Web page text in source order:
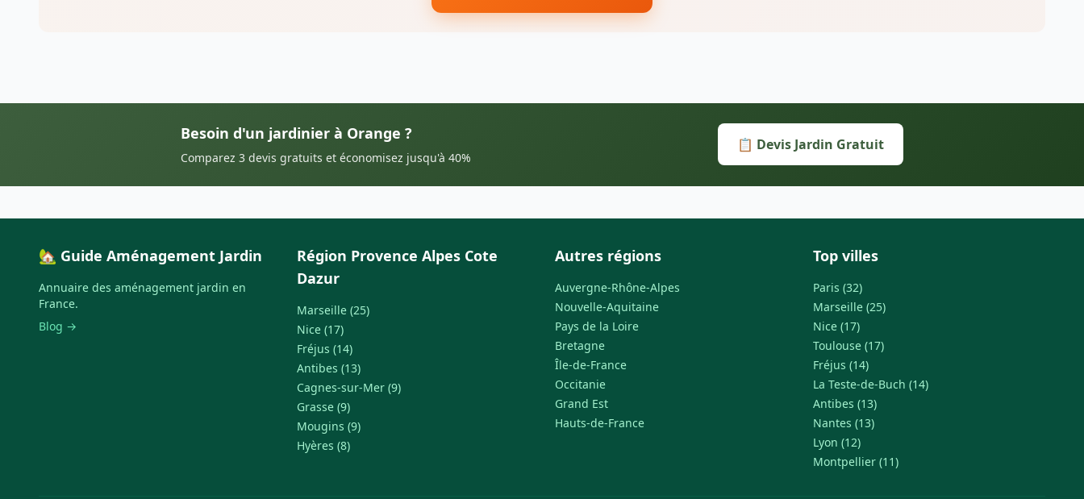
Besoin d'un jardinier à Orange ?
Comparez 3 devis gratuits et économisez jusqu'à 40%
📋 Devis Jardin Gratuit
🏡 Guide Aménagement Jardin
Annuaire des aménagement jardin en
France.
Blog →
Région Provence Alpes Cote
Dazur
Marseille (25)
Nice (17)
Fréjus (14)
Antibes (13)
Cagnes-sur-Mer (9)
Grasse (9)
Mougins (9)
Hyères (8)
Autres régions
Auvergne-Rhône-Alpes
Nouvelle-Aquitaine
Pays de la Loire
Bretagne
Île-de-France
Occitanie
Grand Est
Hauts-de-France
Top villes
Paris (32)
Marseille (25)
Nice (17)
Toulouse (17)
Fréjus (14)
La Teste-de-Buch (14)
Antibes (13)
Nantes (13)
Lyon (12)
Montpellier (11)